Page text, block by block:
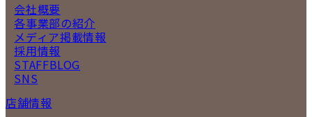
会社概要
各事業部の紹介
メディア掲載情報
採用情報
STAFFBLOG
SNS
店舗情報